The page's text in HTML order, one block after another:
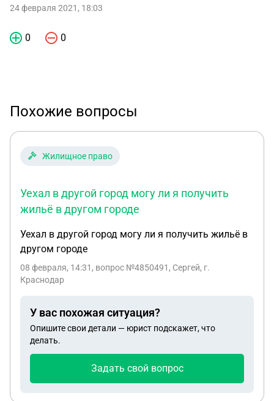
24 февраля 2021, 18:03
0 0
Похожие вопросы
Жилищное право
Уехал в другой город могу ли я получить
жильё в другом городе
Уехал в другой город могу ли я получить жильё в
другом городе
08 февраля, 14:31 , вопрос №4850491, Сергей, г.
Краснодар
У вас похожая ситуация?
Опишите свои детали — юрист подскажет, что
делать.
Задать свой вопрос